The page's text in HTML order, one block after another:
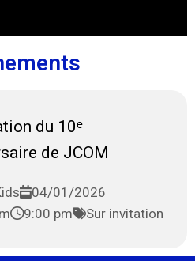
du 10ᵉ
de JCOM
04/01/2026
9:00 pm Sur invitation